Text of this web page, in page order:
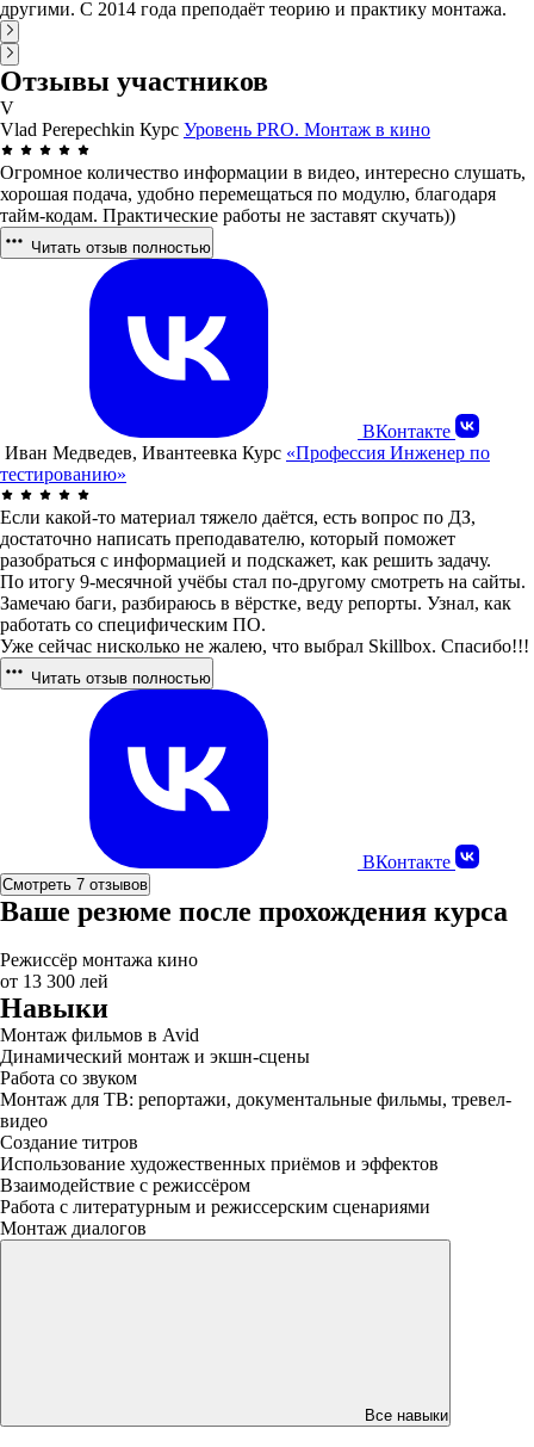
другими. С 2014 года преподаёт теорию и практику монтажа.
Отзывы участников
V
Vlad Perepechkin Курс Уровень PRO. Монтаж в кино
Огромное количество информации в видео, интересно слушать,
хорошая подача, удобно перемещаться по модулю, благодаря
тайм-кодам. Практические работы не заставят скучать))
Читать отзыв полностью
ВКонтакте
Иван Медведев, Ивантеевка Курс «Профессия Инженер по
тестированию»
Если какой-то материал тяжело даётся, есть вопрос по ДЗ,
достаточно написать преподавателю, который поможет
разобраться с информацией и подскажет, как решить задачу.
По итогу 9-месячной учёбы стал по-другому смотреть на сайты.
Замечаю баги, разбираюсь в вёрстке, веду репорты. Узнал, как
работать со специфическим ПО.
Уже сейчас нисколько не жалею, что выбрал Skillbox. Спасибо!!!
Читать отзыв полностью
ВКонтакте
Смотреть 7 отзывов
Ваше резюме после прохождения курса
Режиссёр монтажа кино
от 13 300 лей
Навыки
Монтаж фильмов в Avid
Динамический монтаж и экшн-сцены
Работа со звуком
Монтаж для ТВ: репортажи, документальные фильмы, тревел-
видео
Создание титров
Использование художественных приёмов и эффектов
Взаимодействие с режиссёром
Работа с литературным и режиссерским сценариями
Монтаж диалогов
Все навыки